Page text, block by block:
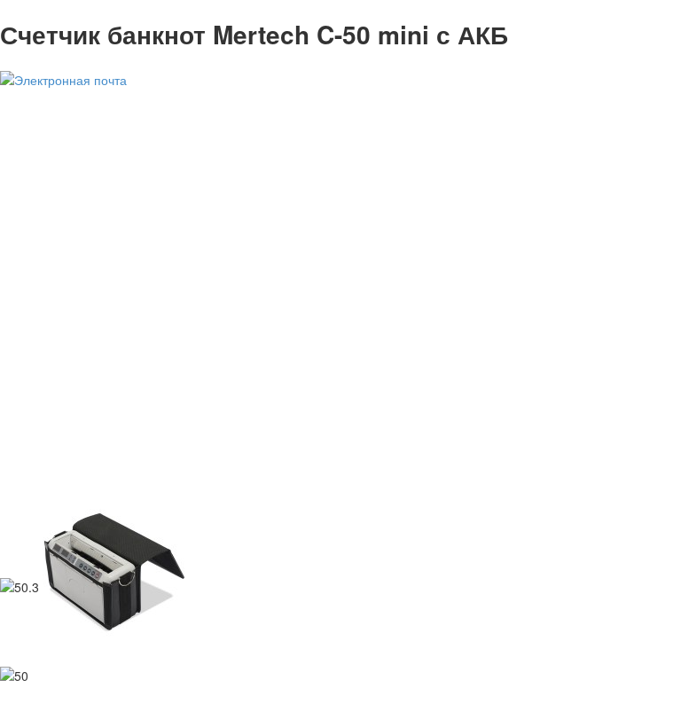
Счетчик банкнот Mertech C-50 mini с АКБ